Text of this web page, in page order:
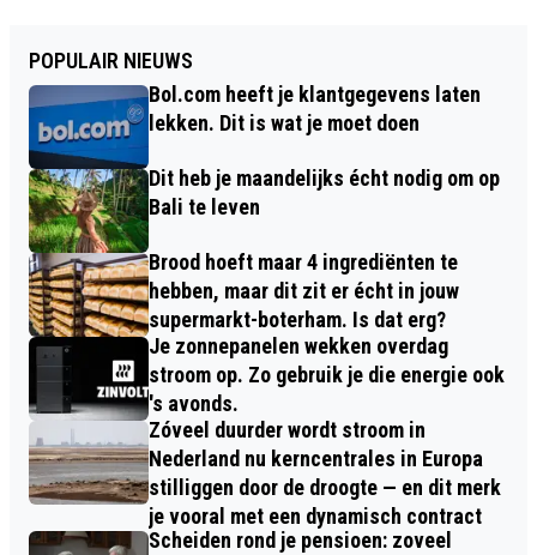
POPULAIR NIEUWS
Bol.com heeft je klantgegevens laten
lekken. Dit is wat je moet doen
Dit heb je maandelijks écht nodig om op
Bali te leven
Brood hoeft maar 4 ingrediënten te
hebben, maar dit zit er écht in jouw
supermarkt-boterham. Is dat erg?
Je zonnepanelen wekken overdag
stroom op. Zo gebruik je die energie ook
's avonds.
Zóveel duurder wordt stroom in
Nederland nu kerncentrales in Europa
stilliggen door de droogte — en dit merk
je vooral met een dynamisch contract
Scheiden rond je pensioen: zoveel